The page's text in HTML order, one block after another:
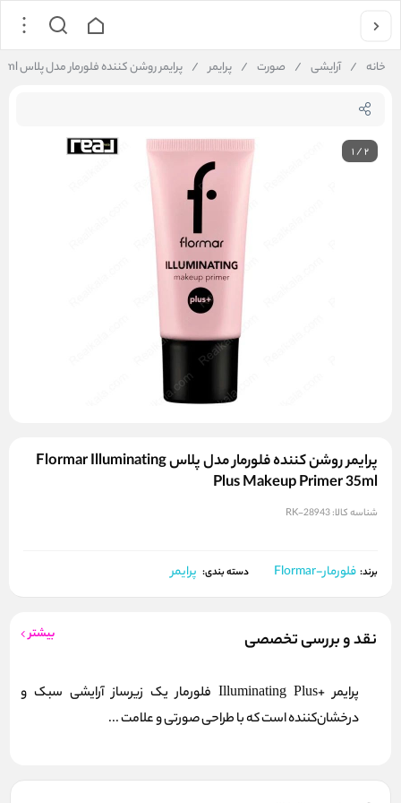
خانه / آرایشی / صورت / پرایمر / پرایمر روشن‌ کننده فلورمار مدل پلاس Flormar Illuminating Plus Makeup Primer 35ml
1/2
پرایمر روشن‌ کننده فلورمار مدل پلاس Flormar Illuminating
Plus Makeup Primer 35ml
شناسه کالا:RK-28943
برند: فلورمار-Flormar دسته بندی: پرایمر
نقد و بررسی تخصصی بیشتر
پرایمر +Illuminating Plus فلورمار یک زیرساز آرایشی سبک و
درخشان‌کننده است که با طراحی صورتی و علامت ...